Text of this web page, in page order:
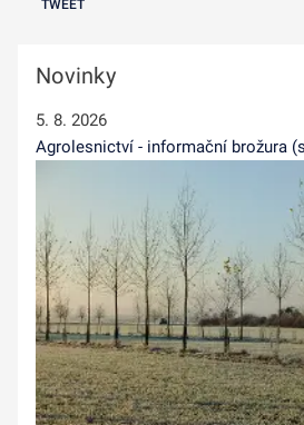
TWEET
Novinky
5. 8. 2026
Agrolesnictví - informační brožura